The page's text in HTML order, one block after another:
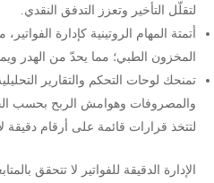
لتقلّل التأخير وتعزز التدفق النقدي.
أتمتة المهام الروتينية كإدارة
المخزون الطبي؛ مما يحدّ من الهدر
تمنحك لوحات التحكم والتقارير
والمصروفات وهوامش الربح بحسب
لتتخذ قرارات قائمة على أرقام دقيقة
الإدارة الدقيقة للفواتير لا تتحقق